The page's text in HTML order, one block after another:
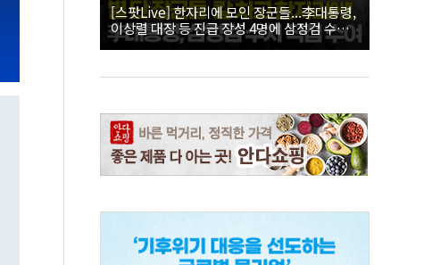
[스팟Live] 한자리에 모인 장군들...李대통령,
이상렬 대장 등 진급 장성 4명에 삼정검 수치
직접 수여｜26.08.07 장성 진급·삼정검 수치